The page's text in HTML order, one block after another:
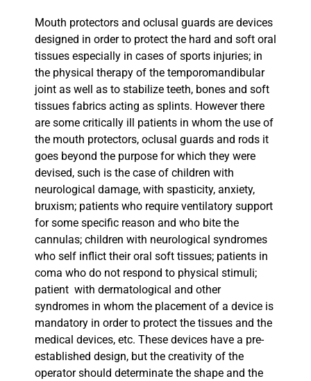
Mouth protectors and oclusal guards are devices
designed in order to protect the hard and soft oral
tissues especially in cases of sports injuries; in
the physical therapy of the temporomandibular
joint as well as to stabilize teeth, bones and soft
tissues fabrics acting as splints. However there
are some critically ill patients in whom the use of
the mouth protectors, oclusal guards and rods it
goes beyond the purpose for which they were
devised, such is the case of children with
neurological damage, with spasticity, anxiety,
bruxism; patients who require ventilatory support
for some specific reason and who bite the
cannulas; children with neurological syndromes
who self inflict their oral soft tissues; patients in
coma who do not respond to physical stimuli;
patient with dermatological and other
syndromes in whom the placement of a device is
mandatory in order to protect the tissues and the
medical devices, etc. These devices have a pre-
established design, but the creativity of the
operator should determinate the shape and the